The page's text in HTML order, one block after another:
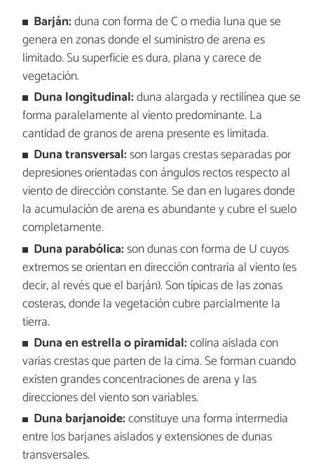
Barján:duna con forma de C o media luna que se
genera en zonas donde el suministro de arena es
limitado. Su superficie es dura, plana y carece de
vegetación.
Duna longitudinal:duna alargada y rectilínea que se
forma paralelamente al viento predominante. La
cantidad de granos de arena presente es limitada.
Duna transversal:son largas crestas separadas por
depresiones orientadas con ángulos rectos respecto al
viento de dirección constante. Se dan en lugares donde
la acumulación de arena es abundante y cubre el suelo
completamente.
Duna parabólica:son dunas con forma de U cuyos
extremos se orientan en dirección contraria al viento (es
decir, al revés que el barján). Son típicas de las zonas
costeras, donde la vegetación cubre parcialmente la
tierra.
Duna en estrella o piramidal:colina aislada con
varias crestas que parten de la cima. Se forman cuando
existen grandes concentraciones de arena y las
direcciones del viento son variables.
Duna barjanoide:constituye una forma intermedia
entre los barjanes aislados y extensiones de dunas
transversales.